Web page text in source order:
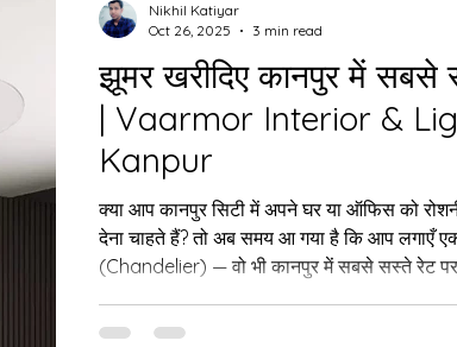
Modern Interior Design Trends Gypsum False
झूमर खरीदिए कानपुर में सबसे
| Vaarmor Interior &
Kanpur
क्या आप कानपुर सिटी में अपने घर या ऑफिस को रोशनी और रॉयल लुक
देना चाहते हैं? तो अब समय आ गया है कि आप लगाएँ
(Chandelier) — वो भी कानपुर में सबसे सस्ते रेट पर । Elegant
luxurious design with functionality.
Nikhil Katiyar
Oct 26, 2025
3 min read